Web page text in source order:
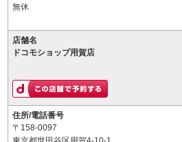
無休
店舗名
ドコモショップ用賀店
住所/電話番号
〒158-0097